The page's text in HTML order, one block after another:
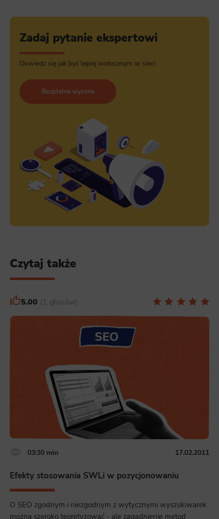
Zadaj pytanie ekspertowi
Dowiedz się jak być lepiej widocznym w sieci
Bezpłatna wycena
Czytaj także
5.00 1 głosów
03:30 min 17.02.2011
Efekty stosowania SWLi w pozycjonowaniu
O SEO zgodnym i niezgodnym z wytycznymi wyszukiwarek
można szeroko teoretyzować - ale zagadnienie metod